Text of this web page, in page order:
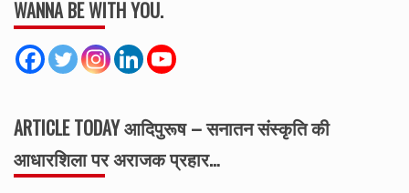
WANNA BE WITH YOU.
ARTICLE TODAY आदिपुरूष – सनातन संस्कृति की
आधारशिला पर अराजक प्रहार…